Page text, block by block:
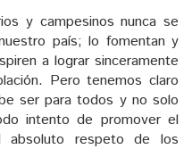
y campesinos nunca se
país; lo fomentan y
a lograr sinceramente
Pero tenemos claro
ser para todos y no solo
intento de promover el
absoluto respeto de los